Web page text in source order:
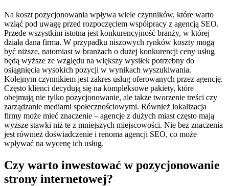
Na koszt pozycjonowania wpływa wiele czynników, które warto
wziąć pod uwagę przed rozpoczęciem współpracy z agencją SEO.
Przede wszystkim istotna jest konkurencyjność branży, w której
działa dana firma. W przypadku niszowych rynków koszty mogą
być niższe, natomiast w branżach o dużej konkurencji ceny usług
będą wyższe ze względu na większy wysiłek potrzebny do
osiągnięcia wysokich pozycji w wynikach wyszukiwania.
Kolejnym czynnikiem jest zakres usług oferowanych przez agencję.
Często klienci decydują się na kompleksowe pakiety, które
obejmują nie tylko pozycjonowanie, ale także tworzenie treści czy
zarządzanie mediami społecznościowymi. Również lokalizacja
firmy może mieć znaczenie – agencje z dużych miast często mają
wyższe stawki niż te z mniejszych miejscowości. Nie bez znaczenia
jest również doświadczenie i renoma agencji SEO, co może
wpływać na wycenę ich usług.
Czy warto inwestować w pozycjonowanie
strony internetowej?